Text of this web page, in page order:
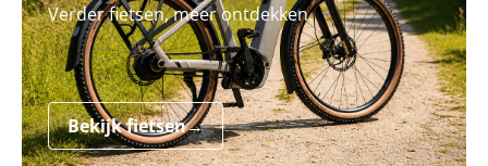
Verder fietsen, meer ontdekken.
Bekijk fietsen→